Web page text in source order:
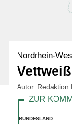
Nordrhein-
Vettweiß
Autor: Redaktion
BUNDESLAND